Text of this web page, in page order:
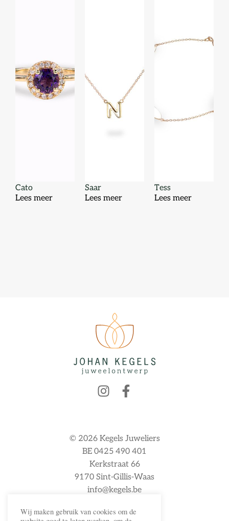
Cato
Lees meer
Saar
Lees meer
Tess
Lees meer
© 2026 Kegels Juweliers
BE 0425 490 401
Kerkstraat 66
9170 Sint-Gillis-Waas
info@kegels.be
Wij maken gebruik van cookies om de